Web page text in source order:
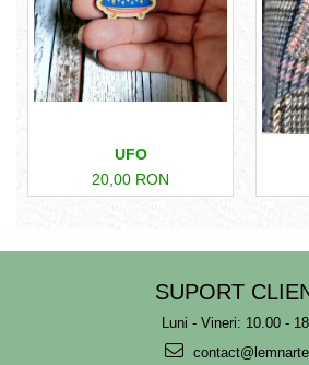
UFO
20,00 RON
SUPORT
Luni - Vineri: 10.00 -